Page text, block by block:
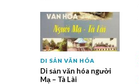
DI SẢN VĂN HÓA
Di sản văn hóa người
Mạ – Tà Lài